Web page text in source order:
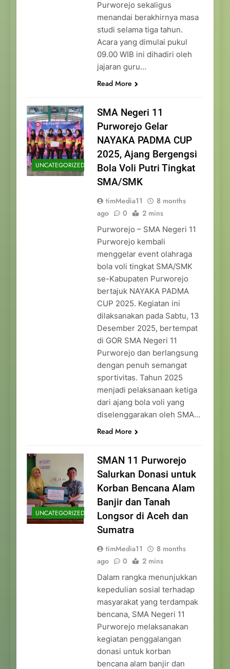
Purworejo sekaligus
menandai berakhirnya masa
studi selama tiga tahun.
Acara yang dimulai pukul
09.00 WIB ini dihadiri oleh
jajaran guru…
Read More
UNCATEGORIZED
SMA Negeri 11
Purworejo Gelar
NAYAKA PADMA CUP
2025, Ajang Bergengsi
Bola Voli Putri Tingkat
SMA/SMK
timMedia11
8 months
ago
0 2 mins
Purworejo – SMA Negeri 11
Purworejo kembali
menggelar event olahraga
bola voli tingkat SMA/SMK
se-Kabupaten Purworejo
bertajuk NAYAKA PADMA
CUP 2025. Kegiatan ini
dilaksanakan pada Sabtu, 13
Desember 2025, bertempat
di GOR SMA Negeri 11
Purworejo dan berlangsung
dengan penuh semangat
sportivitas. Tahun 2025
menjadi pelaksanaan ketiga
dari ajang bola voli yang
diselenggarakan oleh SMA…
Read More
UNCATEGORIZED
SMAN 11 Purworejo
Salurkan Donasi untuk
Korban Bencana Alam
Banjir dan Tanah
Longsor di Aceh dan
Sumatra
timMedia11
8 months
ago
0 2 mins
Dalam rangka menunjukkan
kepedulian sosial terhadap
masyarakat yang terdampak
bencana, SMA Negeri 11
Purworejo melaksanakan
kegiatan penggalangan
donasi untuk korban
bencana alam banjir dan